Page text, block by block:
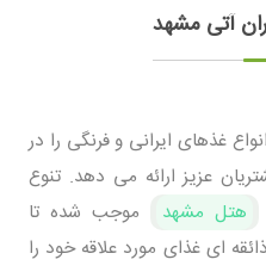
آتی مشهد
انواع غذهای ایرانی و فرنگی را در
عزیز ارائه می دهد. تنوع
هتل مشهد
موجب شده تا
ای غذای مورد علاقه خود را